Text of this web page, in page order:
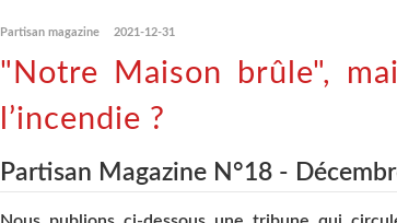
Partisan magazine 2021-12-31
"Notre Maison brûle",
l’incendie ?
Partisan Magazine N°18 -